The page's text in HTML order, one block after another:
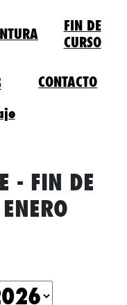
FIN DE
CURSO
CONTACTO
- FIN DE